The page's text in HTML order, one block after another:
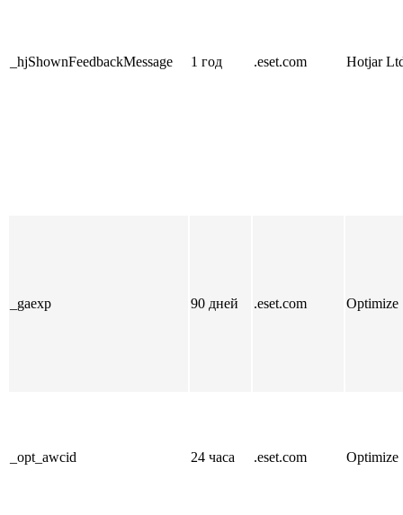
_hjShownFeedbackMessage 1 год .eset.com Hotjar
_gaexp 90 дней .eset.com Optimize
_opt_awcid 24 часа .eset.com Optimize